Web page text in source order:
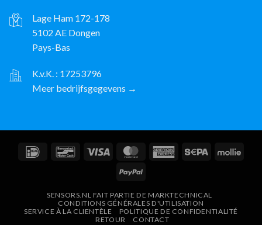
Lage Ham 172-178
5102 AE Dongen
Pays-Bas
K.v.K. : 17253796
Meer bedrijfsgegevens →
IDeal BancontactVisa MasterCardAmerican Sepa Mollie
PayPal
SENSORS.NL FAIT PARTIE DE MARKTECHNICAL
CONDITIONS GÉNÉRALES D'UTILISATION
SERVICE À LA CLIENTÈLE
POLITIQUE DE CONFIDENTIALITÉ
RETOUR
CONTACT